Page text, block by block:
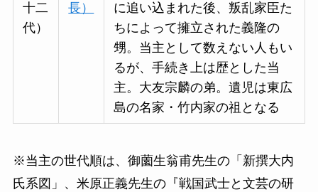
十二
代）
長）
に追い込まれた後、叛乱家臣た
ちによって擁立された義隆の
甥。当主として数えない人もい
るが、手続き上は歴とした当
主。大友宗麟の弟。遺児は東広
島の名家・竹内家の祖となる
※当主の世代順は、御薗生翁甫先生の「新撰大内
氏系図」、米原正義先生の『戦国武士と文芸の研